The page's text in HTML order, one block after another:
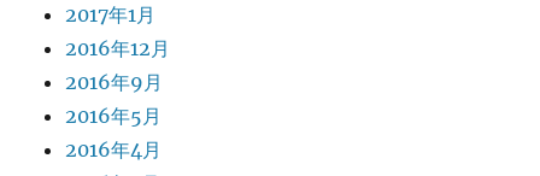
2017年1月
2016年12月
2016年9月
2016年5月
2016年4月